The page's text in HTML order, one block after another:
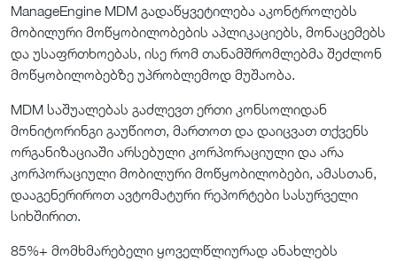
ManageEngine MDM გადაწყვეტილება აკონტროლებს
მობილური მოწყობილობების აპლიკაციებს, მონაცემებს
და უსაფრთხოებას, ისე რომ თანამშრომლებმა შეძლონ
მოწყობილობებზე უპრობლემოდ მუშაობა.
MDM საშუალებას გაძლევთ ერთი კონსოლიდან
მონიტორინგი გაუწიოთ, მართოთ და დაიცვათ თქვენს
ორგანიზაციაში არსებული კორპორაციული და არა
კორპორაციული მობილური მოწყობილობები, ამასთან,
დააგენერიროთ ავტომატური რეპორტები სასურველი
სიხშირით.
85%+ მომხმარებელი ყოველწლიურად ანახლებს